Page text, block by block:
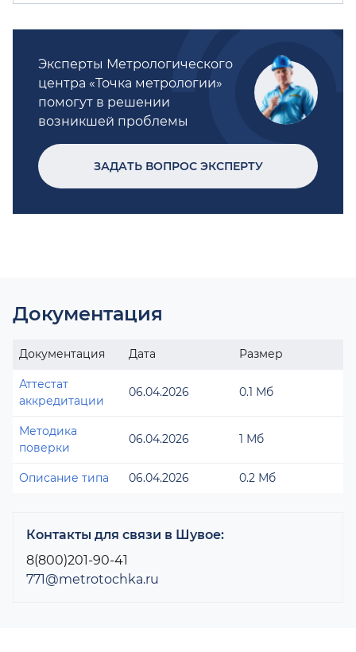
Эксперты Метрологического
центра «Точка метрологии»
помогут в решении
возникшей проблемы
ЗАДАТЬ ВОПРОС ЭКСПЕРТУ
Документация
Документация Дата Размер
Аттестат
аккредитации
06.04.2026 0.1 Мб
Методика
поверки
06.04.2026 1 Мб
Описание типа 06.04.2026 0.2 Мб
Контакты для связи в Шувое:
8(800)201-90-41
771@metrotochka.ru